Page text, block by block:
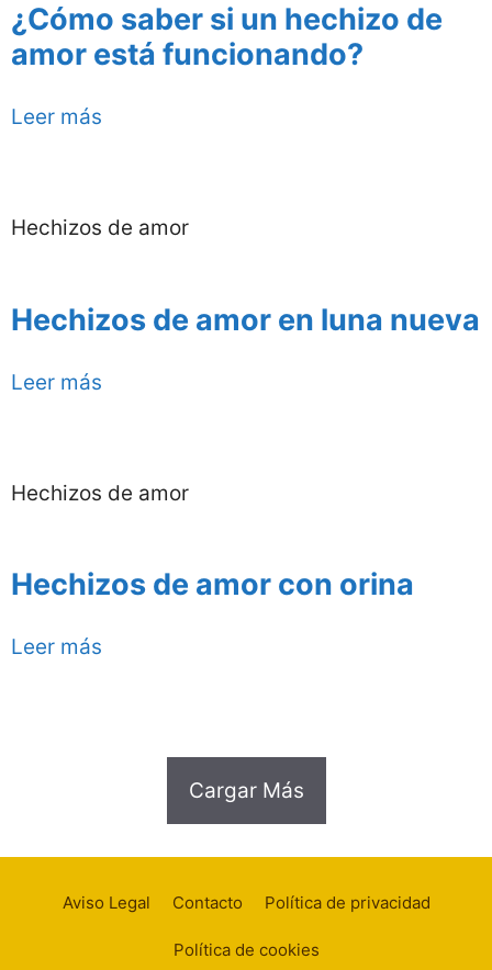
¿Cómo saber si un hechizo de
amor está funcionando?
Leer más
Hechizos de amor
Hechizos de amor en luna nueva
Leer más
Hechizos de amor
Hechizos de amor con orina
Leer más
Cargar Más
Aviso Legal Contacto Política de privacidad
Política de cookies